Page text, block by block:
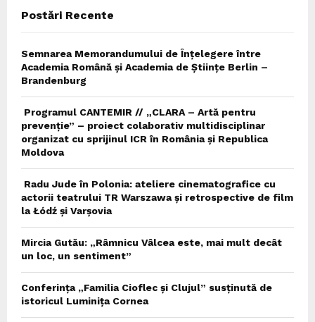
Postări Recente
Semnarea Memorandumului de Înțelegere între
Academia Română și Academia de Științe Berlin –
Brandenburg
Programul CANTEMIR // „CLARA – Artă pentru
prevenție” – proiect colaborativ multidisciplinar
organizat cu sprijinul ICR în România și Republica
Moldova
Radu Jude în Polonia: ateliere cinematografice cu
actorii teatrului TR Warszawa și retrospective de film
la Łódź și Varșovia
Mircia Gutău: „Râmnicu Vâlcea este, mai mult decât
un loc, un sentiment”
Conferința „Familia Cioflec și Clujul” susținută de
istoricul Luminița Cornea